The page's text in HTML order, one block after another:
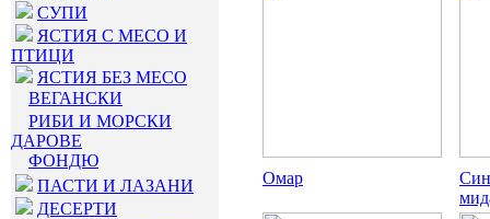
СУПИ
ЯСТИЯ С МЕСО И
ПТИЦИ
ЯСТИЯ БЕЗ МЕСО
ВЕГАНСКИ
РИБИ И МОРСКИ
ДАРОВЕ
ФОНДЮ
ПАСТИ И ЛАЗАНИ
ДЕСЕРТИ
Омар